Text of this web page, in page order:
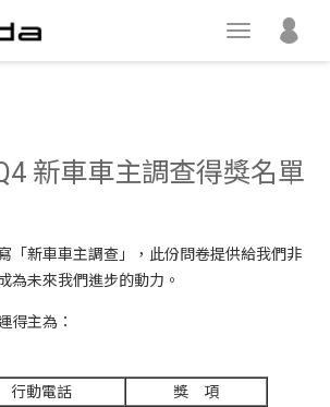
新車車主調查得獎名單
「新車車主調查」，此份問卷提供給我們非
為未來我們進步的動力。
得主為：
行動電話
獎 項